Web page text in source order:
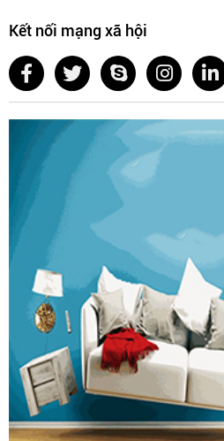
Kết nối mạng xã hội